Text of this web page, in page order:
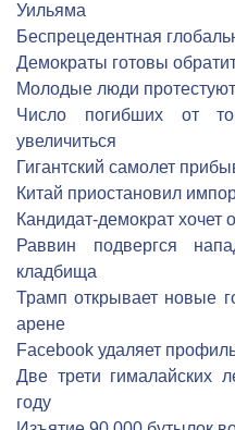
Уильяма
Беспрецедентная
Демократы готовы
Молодые люди
Число погибших от
увеличиться
Гигантский самолет
Китай приостановил
Кандидат-демократ хочет
Раввин подвергся
кладбища
Трамп открывает новые
арене
Facebook удаляет
Две трети гималайских
году